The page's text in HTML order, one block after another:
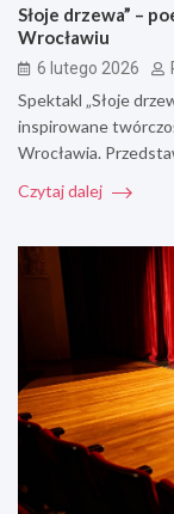
Słoje drzewa” –
Wrocławiu
6 lutego 2026
Spektakl „Słoje
inspirowane
Wrocławia.
Czytaj dalej